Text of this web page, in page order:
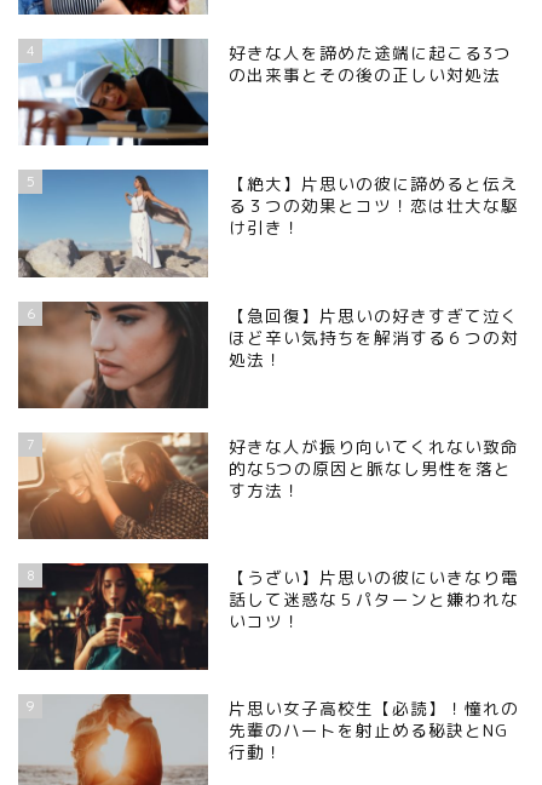
4
好きな人を諦めた途端に起こる3つ
の出来事とその後の正しい対処法
5
【絶大】片思いの彼に諦めると伝え
る３つの効果とコツ！恋は壮大な駆
け引き！
6
【急回復】片思いの好きすぎて泣く
ほど辛い気持ちを解消する６つの対
処法！
7
好きな人が振り向いてくれない致命
的な5つの原因と脈なし男性を落と
す方法！
8
【うざい】片思いの彼にいきなり電
話して迷惑な５パターンと嫌われな
いコツ！
9
片思い女子高校生【必読】！憧れの
先輩のハートを射止める秘訣とNG
行動！